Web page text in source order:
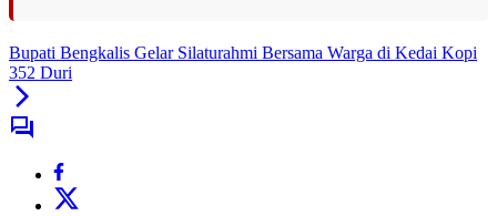
Bupati Bengkalis Gelar Silaturahmi Bersama Warga di Kedai Kopi
352 Duri